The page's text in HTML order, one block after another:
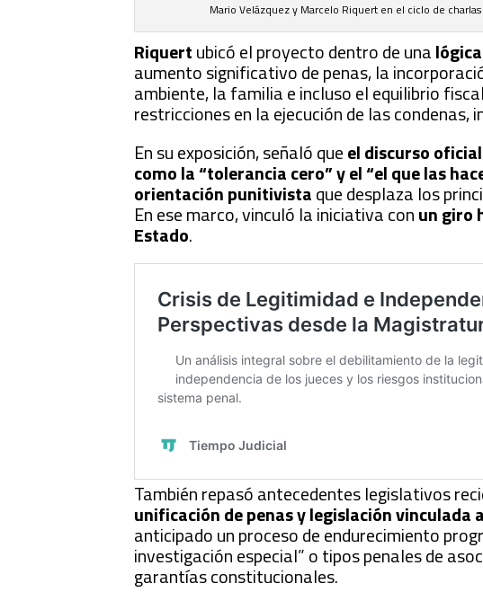
Mario Velázquez y Marcelo Riquert en el ciclo de
Riquertubicó el proyecto dentro de una
aumento significativo de penas, la
ambiente, la familia e incluso el equilibrio
restricciones en la ejecución de las
En su exposición, señaló queel discurso
como la “tolerancia cero” y el “el que las
orientación punitivistaque desplaza los
En ese marco, vinculó la iniciativa conun giro
Estado.
También repasó antecedentes legislativos
unificación de penas y legislación vinculada
anticipado un proceso de endurecimiento
investigación especial” o tipos penales de
garantías constitucionales.